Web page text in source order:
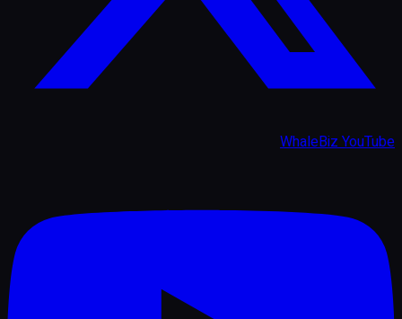
WhaleBiz YouTube